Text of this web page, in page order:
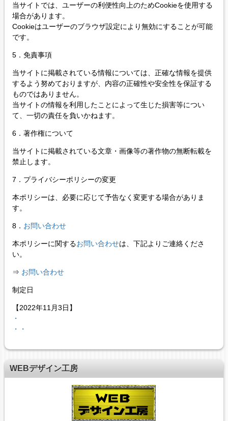
当サイトでは、ユーザーの利便性向上のためCookieを使用する
場合があります。
Cookieはユーザーのブラウザ設定により無効にすることが可能
です。
5．免責事項
当サイトに掲載されている情報については、正確な情報を提供
するよう努めておりますが、内容の正確性や安全性を保証する
ものではありません。
当サイトの情報を利用したことによって生じた損害等につい
て、一切の責任を負いかねます。
6．著作権について
当サイトに掲載されている文章・画像等の著作物の無断転載を
禁止します。
7． プライバシーポリシーの変更
本ポリシーは、必要に応じて予告なく変更する場合がありま
す。
8． お問い合わせ
本ポリシーに関するお問い合わせは、下記よりご連絡くださ
い。
⇒ お問い合わせ
制定日
【2022年11月3日】
・
・・
WEBデザイン工房